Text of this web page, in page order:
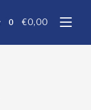
0 €0,00